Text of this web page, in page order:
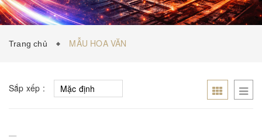
Trang chủ MẪU HOA VĂN
Sắp xếp :